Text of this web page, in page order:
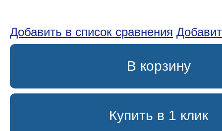
Добавить в список сравнения
В корзину
Купить в 1 клик